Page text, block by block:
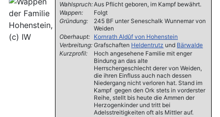
Wahlspruch:Aus Pflicht geboren, im Kampf bewährt.
Wappen:
Folgt
Gründung:
245 BF unter Seneschalk Wunnemar von
Weiden
Oberhaupt: Kornrath Aldûf von Hohenstein
Verbreitung: Grafschaften Heldentrutz und Bärwalde
Kurzprofil:
Hoch angesehene Familie mit enger
Bindung an das alte
Herrschergeschlecht derer von Weiden,
die ihren Einfluss auch nach dessen
Niedergang nicht verloren hat. Stand im
Kampf gegen den Ork stets in vorderster
Reihe, stellt bis heute die Ammen der
Herzogenkinder und tritt bei
Adelsstreitigkeiten oft als Mittler auf.